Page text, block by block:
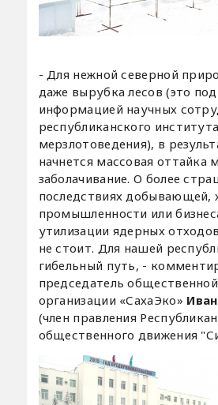
- Для нежной северной
даже вырубка лесов (это
информацией научных
республиканского института
мерзлотоведения), в
начнется массовая оттайка
заболачивание. О более
последствиях добывающей,
промышленности или
утилизации ядерных
не стоит. Для нашей
гибельный путь, -
председатель
организации «СахаЭко»
(член правления
общественного движения